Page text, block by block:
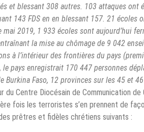
et blessant 308 autres. 103 attaques ont
143 FDS en en blessant 157. 21 écoles
2019, 1 933 écoles sont aujourd’hui
la mise au chômage de 9 042
à l’intérieur des frontières du pays
le pays enregistrait 170 447 personnes
Faso, 12 provinces sur les 45 et
Centre Diocésain de Communication de
fois les terroristes s’en prennent de
prêtres et fidèles chrétiens suivants :